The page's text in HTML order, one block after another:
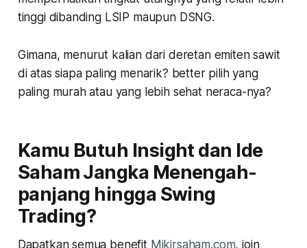
tinggi dibanding LSIP maupun DSNG.
Gimana, menurut kalian dari deretan emiten sawit
di atas siapa paling menarik? better pilih yang
paling murah atau yang lebih sehat neraca-nya?
Kamu Butuh Insight dan Ide
Saham Jangka Menengah-
panjang hingga Swing
Trading?
Dapatkan semua benefit Mikirsaham.com, join